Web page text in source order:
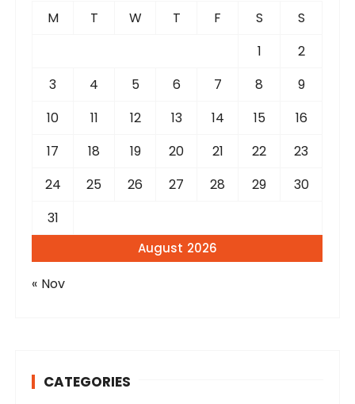
August 2026
M T W T F S
S
1
2
3
4 5 6 7 8
9
10
11 12 13 14 15
16
17
18 19 20 21 22
23
24
25 26 27 28 29
30
31
« Nov
CATEGORIES